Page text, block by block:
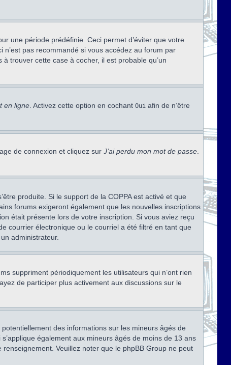
une période prédéfinie. Ceci permet d’éviter que votre
pas recommandé si vous accédez au forum par
trouver cette case à cocher, il est probable qu’un
en ligne . Activez cette option en cochant Oui afin de n’être
de connexion et cliquez sur J’ai perdu mon mot de passe
produite. Si le support de la COPPA est activé et que
forums exigeront également que les nouvelles inscriptions
était présente lors de votre inscription. Si vous aviez reçu
courrier électronique ou le courriel a été filtré en tant que
administrateur.
suppriment périodiquement les utilisateurs qui n’ont rien
de participer plus activement aux discussions sur le
des informations sur les mineurs âgés de
également aux mineurs âgés de moins de 13 ans
Veuillez noter que le phpBB Group ne peut